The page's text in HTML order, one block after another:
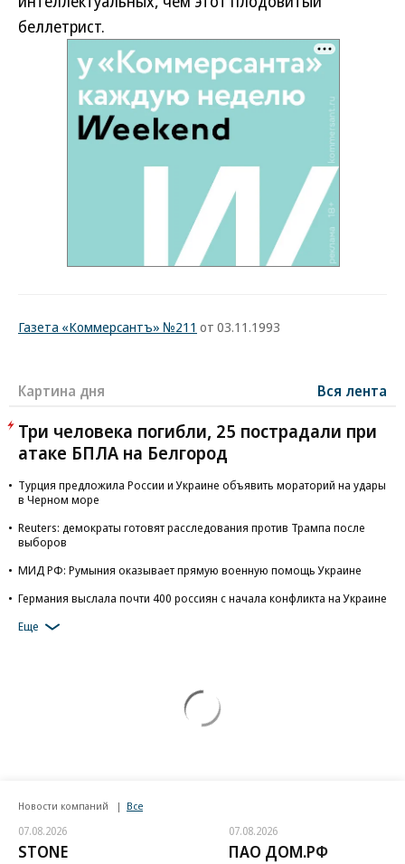
беллетрист.
Газета «Коммерсантъ» №211 от 03.11.1993
Картина дня Вся лента
Три человека погибли, 25 пострадали при
атаке БПЛА на Белгород
Турция предложила России и Украине объявить мораторий на удары
в Черном море
Reuters: демократы готовят расследования против Трампа после
выборов
МИД РФ: Румыния оказывает прямую военную помощь Украине
Германия выслала почти 400 россиян с начала конфликта на Украине
Еще
Новости компаний Все
07.08.2026
STONE
07.08.2026
ПАО ДОМ.РФ